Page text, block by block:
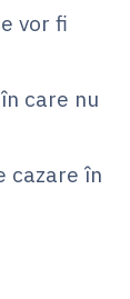
vor fi
care nu
cazare în